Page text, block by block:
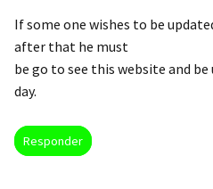
If some one wishes to be
after that he must
be go to see this website and
day.
Responder